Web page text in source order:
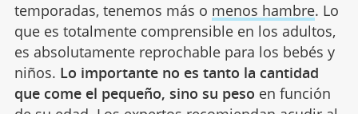
temporadas, tenemos más o menos hambre. Lo
que es totalmente comprensible en los adultos,
es absolutamente reprochable para los bebés y
niños. Lo importante no es tanto la cantidad
que come el pequeño, sino su peso en función